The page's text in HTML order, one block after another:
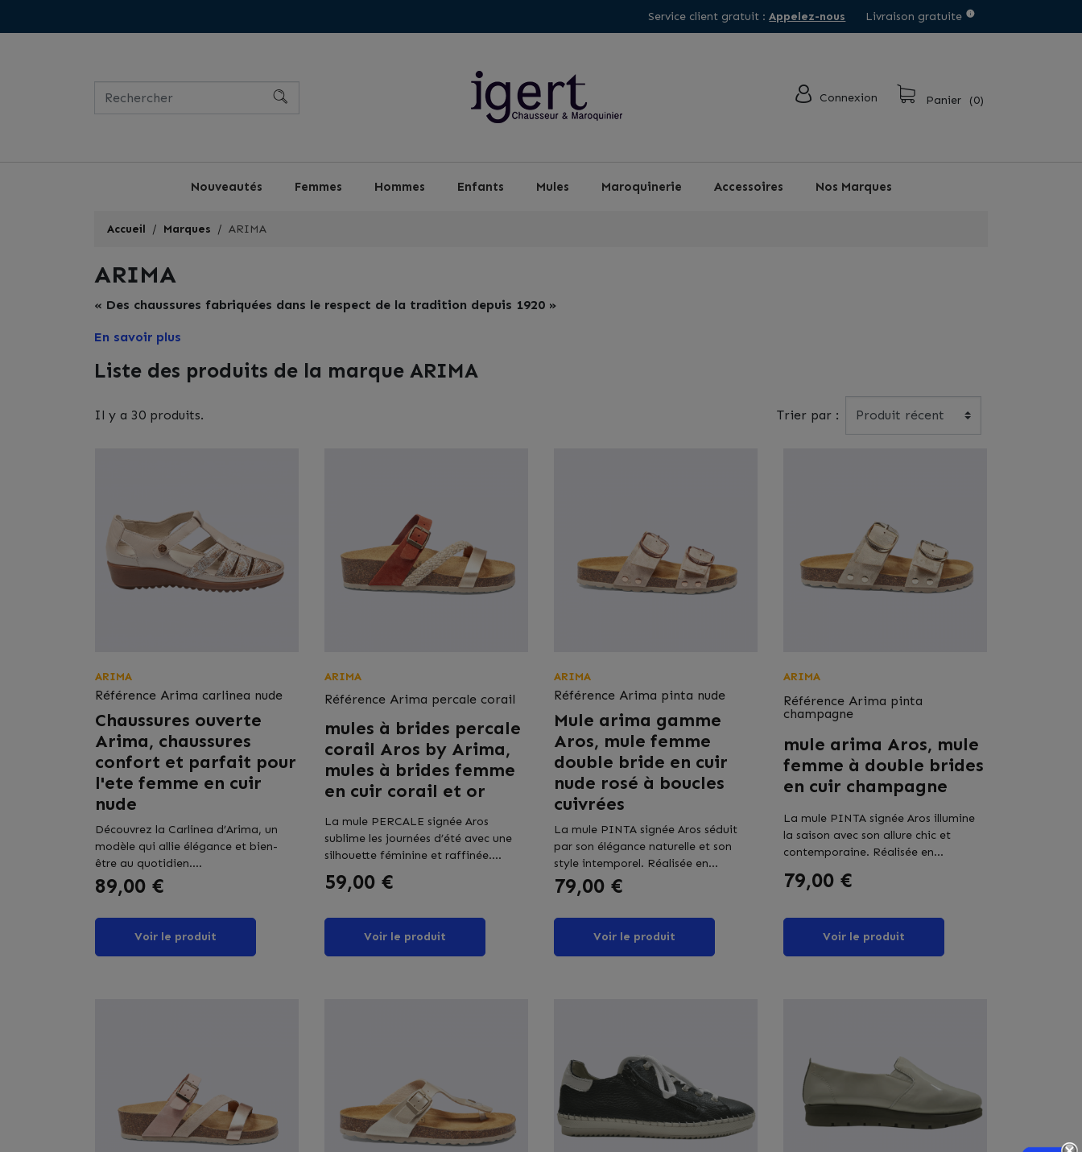
Service client gratuit :Appelez-nous Livraison gratuite
Connexion Panier (0)
Nouveautés Femmes Hommes Enfants Mules Maroquinerie Accessoires Nos Marques
Accueil Marques ARIMA
ARIMA
« Des chaussures fabriquées dans le respect de la tradition depuis 1920 »
En savoir plus
Liste des produits de la marque ARIMA
Il y a 30 produits. Trier par :
ARIMA
Référence Arima carlinea nude
Chaussures ouverte
Arima, chaussures
confort et parfait pour
l'ete femme en cuir
nude
Découvrez la Carlinea d’Arima, un
modèle qui allie élégance et bien-
être au quotidien....
Prix
89,00 €
Voir le produit
ARIMA
Référence Arima percale corail
mules à brides percale
corail Aros by Arima,
mules à brides femme
en cuir corail et or
La mule PERCALE signée Aros
sublime les journées d’été avec une
silhouette féminine et raffinée....
Prix
59,00 €
Voir le produit
ARIMA
Référence Arima pinta nude
Mule arima gamme
Aros, mule femme
double bride en cuir
nude rosé à boucles
cuivrées
La mule PINTA signée Aros séduit
par son élégance naturelle et son
style intemporel. Réalisée en...
Prix
79,00 €
Voir le produit
ARIMA
Référence Arima pinta
champagne
mule arima Aros, mule
femme à double brides
en cuir champagne
La mule PINTA signée Aros illumine
la saison avec son allure chic et
contemporaine. Réalisée en...
Prix
79,00 €
Voir le produit